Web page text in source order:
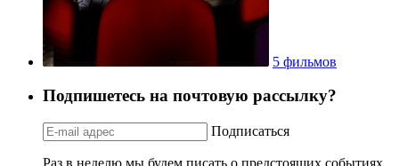
5 фильмов
Подпишетесь на почтовую рассылку?
Подписаться
Раз в неделю мы будем писать о предстоящих событиях